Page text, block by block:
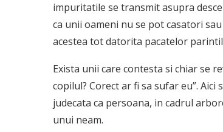
impuritatile se transmit asupra
ca unii oameni nu se pot casatori
acestea tot datorita pacatelor
Exista unii care contesta si chiar se
copilul? Corect ar fi sa sufar eu”.
judecata ca persoana, in cadrul
unui neam.